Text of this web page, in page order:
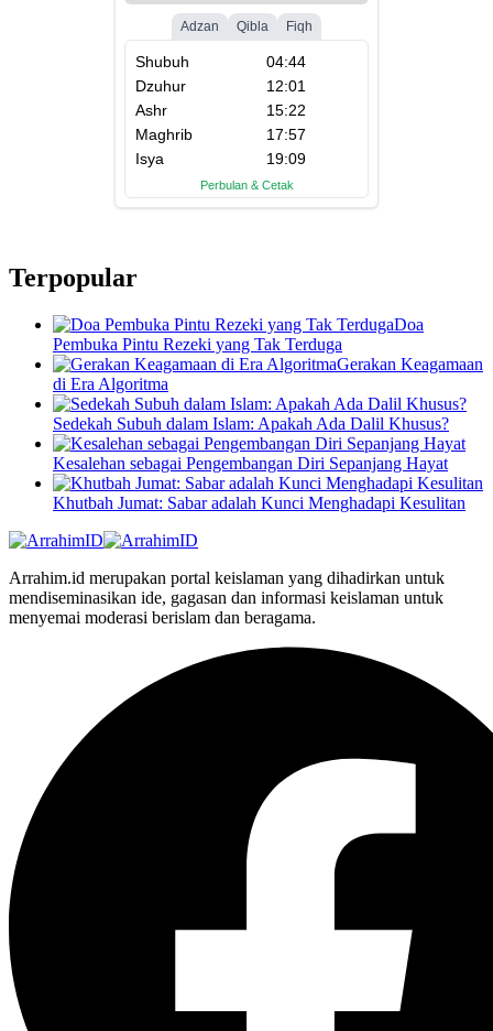
Terpopular
Doa
Pembuka Pintu Rezeki yang Tak Terduga
Gerakan Keagamaan
di Era Algoritma
Sedekah Subuh dalam Islam: Apakah Ada Dalil Khusus?
Kesalehan sebagai Pengembangan Diri Sepanjang Hayat
Khutbah Jumat: Sabar adalah Kunci Menghadapi Kesulitan
Arrahim.id merupakan portal keislaman yang dihadirkan untuk
mendiseminasikan ide, gagasan dan informasi keislaman untuk
menyemai moderasi berislam dan beragama.